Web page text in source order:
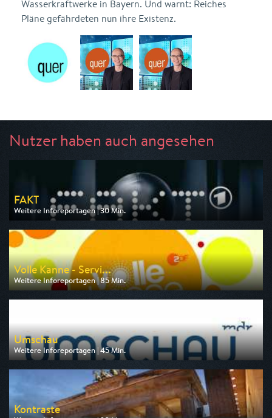
Wasserkraftwerke in Bayern. Und warnt: Reiches
Pläne gefährdeten nun ihre Existenz.
Nutzer haben auch angesehen
FAKT
Weitere Inforeportagen | 30 Min.
Ausgestrahlt von ARD
am 11.08.2026, 21:45
Volle Kanne - Servi...
Weitere Inforeportagen | 85 Min.
Ausgestrahlt von ZDF
am 10.08.2026, 09:05
Umschau
Weitere Inforeportagen | 45 Min.
Ausgestrahlt von MDR
am 11.08.2026, 20:15
Kontraste